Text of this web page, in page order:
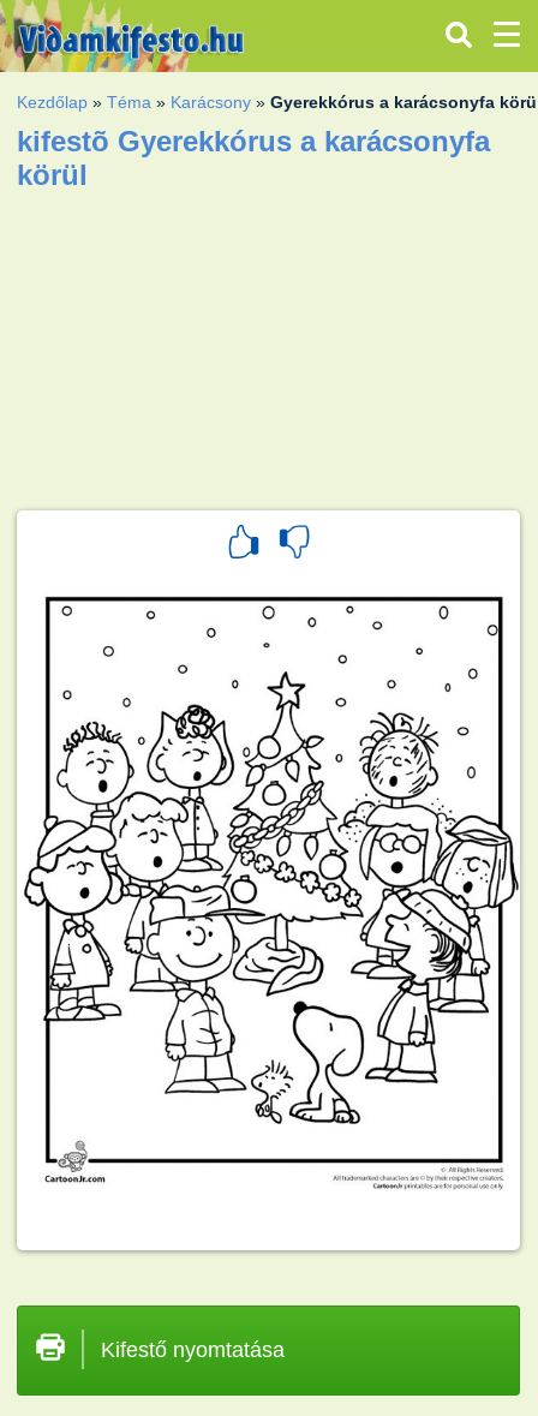
Kezdőlap »Téma » Karácsony »Gyerekkórus a karácsonyfa
kifestõ Gyerekkórus a karácsonyfa
körül
Kifestő nyomtatása